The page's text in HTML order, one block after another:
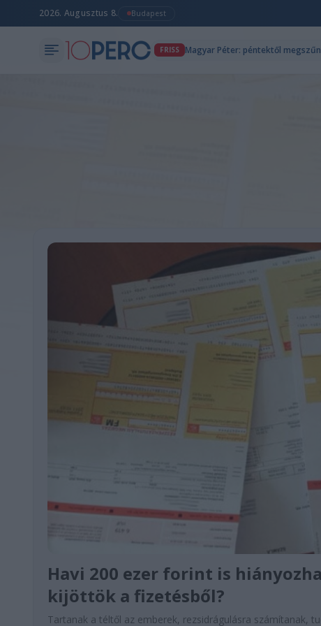
2026. Augusztus 8. Budapest
FRISS
Havi 200 ezer forint is
kijöttök a fizetésből?
Tartanak a téltől az emberek, rezsidrágulásra számítanak,